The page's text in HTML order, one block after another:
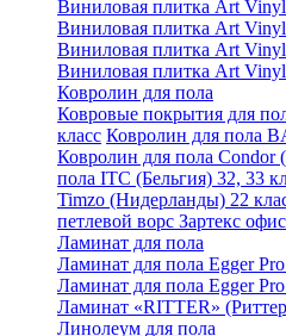
Виниловая плитка Art
Виниловая плитка Art
Виниловая плитка Art
Виниловая плитка Art
Ковролин для пола
Ковровые покрытия для
класс Ковролин для пола
Ковролин для пола Condor
пола ITC (Бельгия) 32, 33
Timzo (Нидерланды) 22
петлевой ворс Зартекс
Ламинат для пола
Ламинат для пола Egger
Ламинат для пола Egger
Ламинат «RITTER»
Линолеум для пола